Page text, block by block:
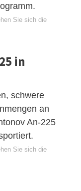
Sie sich die
in
schwere
an
An-225
Sie sich die